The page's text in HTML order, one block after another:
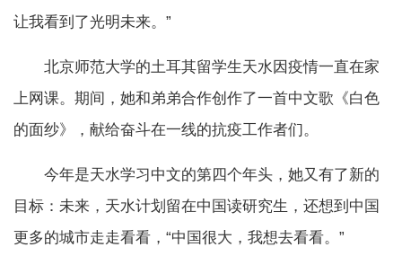
让我看到了光明未来。”
北京师范大学的土耳其留学生天水因疫情一直在家
上网课。期间，她和弟弟合作创作了一首中文歌《白色
的面纱》，献给奋斗在一线的抗疫工作者们。
今年是天水学习中文的第四个年头，她又有了新的
目标：未来，天水计划留在中国读研究生，还想到中国
更多的城市走走看看，“中国很大，我想去看看。”